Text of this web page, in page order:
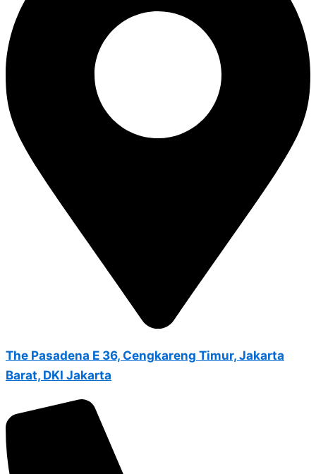
The Pasadena E 36, Cengkareng Timur, Jakarta
Barat, DKI Jakarta